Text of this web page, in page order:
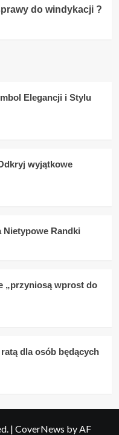
do windykacji ?
Elegancji i Stylu
wyjątkowe
Nietypowe Randki
„przyniosą wprost do
dla osób będących
| CoverNews by AF